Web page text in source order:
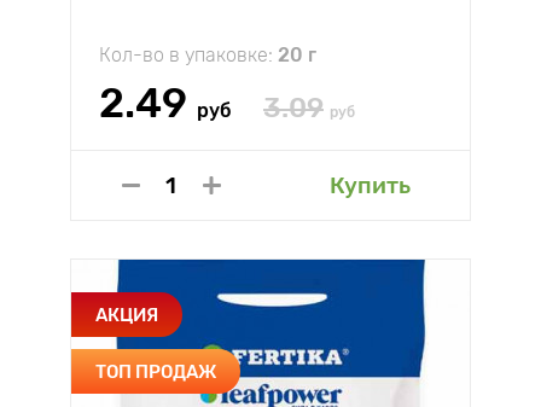
Кол-во в упаковке: 20 г
2.49 руб 3.09 руб
Купить
АКЦИЯ
ТОП ПРОДАЖ